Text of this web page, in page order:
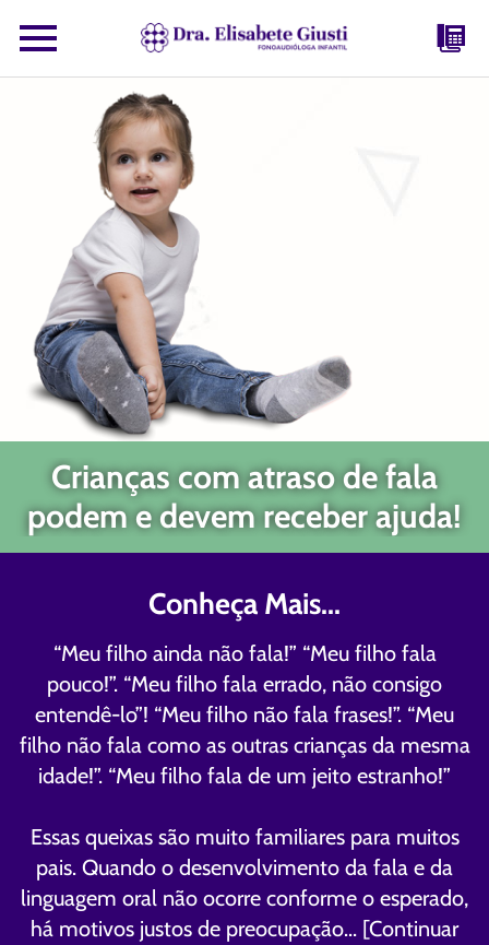
Crianças com atraso de fala
podem e devem receber ajuda!
Conheça Mais...
“Meu filho ainda não fala!” “Meu filho fala
pouco!”. “Meu filho fala errado, não consigo
entendê-lo”! “Meu filho não fala frases!”. “Meu
filho não fala como as outras crianças da mesma
idade!”. “Meu filho fala de um jeito estranho!”
Essas queixas são muito familiares para muitos
pais. Quando o desenvolvimento da fala e da
linguagem oral não ocorre conforme o esperado,
há motivos justos de preocupação... [Continuar